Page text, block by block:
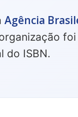
Agência
do ISBN.